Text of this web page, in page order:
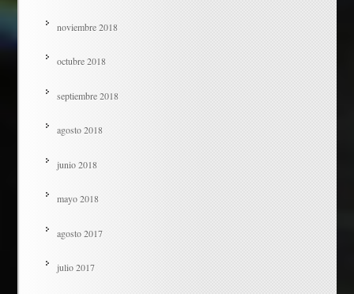
noviembre 2018
octubre 2018
septiembre 2018
agosto 2018
junio 2018
mayo 2018
agosto 2017
julio 2017